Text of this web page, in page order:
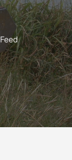
Feed